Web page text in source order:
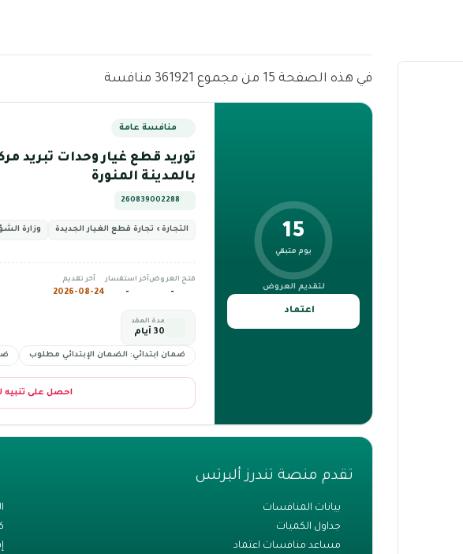
في هذه الصفحة 15 من مجموع 361921 منافسة
15
يوم متبقي
لتقديم العروض
اعتماد
منافسة عامة
توريد قطع غيار وحدات تبريد
بالمدينة المنورة
260839002288
التجارة › تجارة قطع الغيار الجديدة وزارة
فتح العروض
-
آخر استفسار
-
آخر تقديم
2026-08-24
مدة العقد
30 أيام
ضمان ابتدائي: الضمان الإبتدائي مطلوب
احصل على
تقدم منصة تندرز أليرتس
بيانات المنافسات
جداول الكميات
مساعد منافسات اعتماد